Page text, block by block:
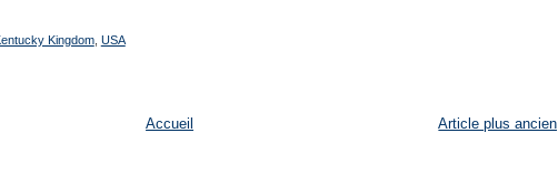
Kingdom, USA
Article plus ancien
Accueil